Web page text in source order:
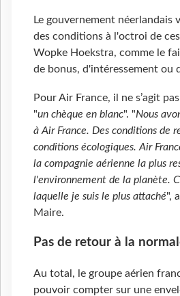
Le gouvernement néerlandais
des conditions à l'octroi de
Wopke Hoekstra, comme le
de bonus, d'intéressement ou
Pour Air France, il ne s’agit
"un chèque en blanc". "Nous
à Air France. Des conditions de
conditions écologiques. Air
la compagnie aérienne la plus
l'environnement de la planète.
laquelle je suis le plus attaché",
Maire.
Pas de retour à la
Au total, le groupe aérien
pouvoir compter sur une